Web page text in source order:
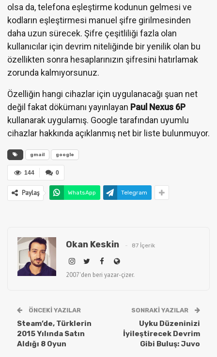
olsa da, telefona eşleştirme kodunun gelmesi ve
kodların eşleştirmesi manuel şifre girilmesinden
daha uzun sürecek. Şifre çeşitliliği fazla olan
kullanıcılar için devrim niteliğinde bir yenilik olan bu
özellikten sonra hesaplarınızın şifresini hatırlamak
zorunda kalmıyorsunuz.
Özelliğin hangi cihazlar için uygulanacağı şuan net
değil fakat dökümanı yayınlayan Paul Nexus 6P
kullanarak uygulamış. Google tarafından uyumlu
cihazlar hakkında açıklanmış net bir liste bulunmuyor.
gmail google
0
144
Paylaş WhatsApp Telegram
Okan Keskin 87 İçerik
2007'den beri yazar-çizer.
ÖNCEKI YAZILAR
Steam’de, Türklerin
2015 Yılında Satın
Aldığı 8 Oyun
SONRAKI YAZILAR
Uyku Düzeninizi
İyileştirecek Devrim
Gibi Buluş: Juvo